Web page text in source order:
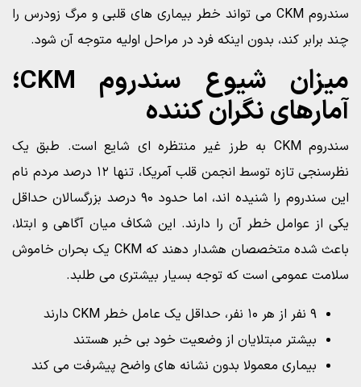
سندروم CKM می تواند خطر بیماری های قلبی و مرگ زودرس را
چند برابر کند، بدون اینکه فرد در مراحل اولیه متوجه آن شود.
ميزان شيوع سندروم CKM؛
آمارهای نگران کننده
سندروم CKM به طرز غیر منتظره ای شایع است. طبق یک
نظرسنجی تازه توسط انجمن قلب آمریکا، تنها ۱۲ درصد مردم نام
این سندروم را شنیده اند، اما حدود ۹۰ درصد بزرگسالان حداقل
یکی از عوامل خطر آن را دارند. این شکاف میان آگاهی و ابتلا،
باعث شده متخصصان هشدار دهند که CKM یک بحران خاموش
سلامت عمومی است که توجه بسیار بیشتری می طلبد.
۹ نفر از هر ۱۰ نفر، حداقل یک عامل خطر CKM دارند
بیشتر مبتلایان از وضعیت خود بی خبر هستند
بیماری معمولا بدون نشانه های واضح پیشرفت می کند